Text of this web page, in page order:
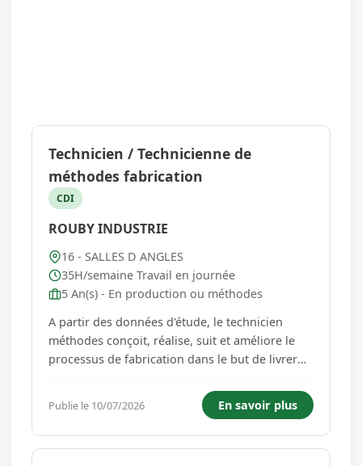
Technicien / Technicienne de
méthodes fabrication
CDI
ROUBY INDUSTRIE
16 - SALLES D ANGLES
35H/semaine Travail en journée
5 An(s) - En production ou méthodes
A partir des données d'étude, le technicien
méthodes conçoit, réalise, suit et améliore le
processus de fabrication dans le but de livrer
tout en optimisant son cycle de production. Le
technicien méthodes intervient dans le suivi des
opérations...
Publie le 10/07/2026 En savoir plus